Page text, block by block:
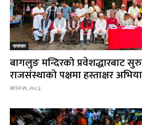
समाचार
बागलुङ मन्दिरको प्रवेशद्धारबाट
राजसंस्थाको पक्षमा हस्ताक्षर
साउन १९, २०८३